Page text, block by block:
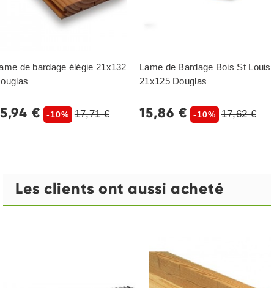
de bardage élégie 21x132
€ -10% 17,71 €
Lame de Bardage Bois St Louis
21x125 Douglas
15,86 € -10% 17,62 €
Les clients ont aussi acheté